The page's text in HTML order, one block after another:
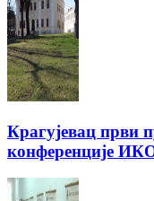
Крагујевац први
конференције